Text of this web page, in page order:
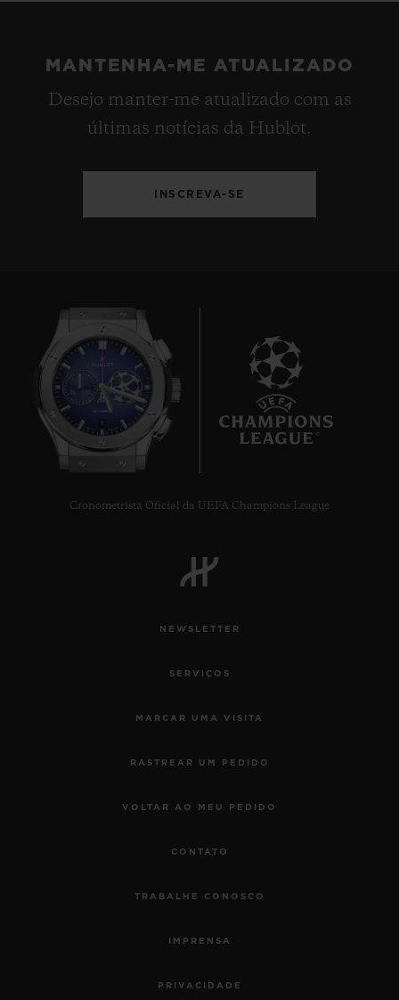
MANTENHA-ME ATUALIZADO
Desejo manter-me atualizado com as
últimas notícias da Hublot.
INSCREVA-SE
Cronometrista Oficial da UEFA Champions League
NEWSLETTER
SERVIÇOS
MARCAR UMA VISITA
RASTREAR UM PEDIDO
VOLTAR AO MEU PEDIDO
CONTATO
TRABALHE CONOSCO
IMPRENSA
PRIVACIDADE